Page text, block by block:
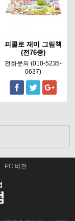
피콜로 재미 그림책
(전76종)
전화문의 (010-5235-
0637)
PC 버전